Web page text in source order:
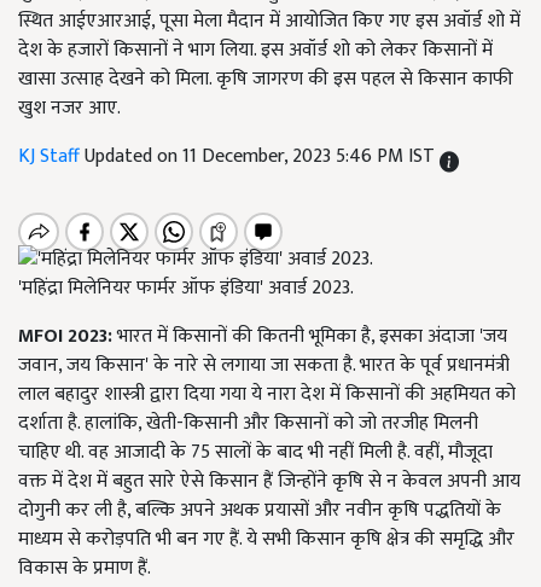
स्थित आईएआरआई, पूसा मेला मैदान में आयोजित किए गए इस अवॉर्ड शो में
देश के हजारों किसानों ने भाग लिया. इस अवॉर्ड शो को लेकर किसानों में
खासा उत्साह देखने को मिला. कृषि जागरण की इस पहल से किसान काफी
खुश नजर आए.
KJ StaffUpdated on 11 December, 2023 5:46 PM IST
'महिंद्रा मिलेनियर फार्मर ऑफ इंडिया' अवार्ड 2023.
MFOI 2023:भारत में किसानों की कितनी भूमिका है, इसका अंदाजा 'जय
जवान, जय किसान' के नारे से लगाया जा सकता है. भारत के पूर्व प्रधानमंत्री
लाल बहादुर शास्त्री द्वारा दिया गया ये नारा देश में किसानों की अहमियत को
दर्शाता है. हालांकि, खेती-किसानी और किसानों को जो तरजीह मिलनी
चाहिए थी. वह आजादी के 75 सालों के बाद भी नहीं मिली है. वहीं, मौजूदा
वक्त में देश में बहुत सारे ऐसे किसान हैं जिन्होंने कृषि से न केवल अपनी आय
दोगुनी कर ली है, बल्कि अपने अथक प्रयासों और नवीन कृषि पद्धतियों के
माध्यम से करोड़पति भी बन गए हैं. ये सभी किसान कृषि क्षेत्र की समृद्धि और
विकास के प्रमाण हैं.